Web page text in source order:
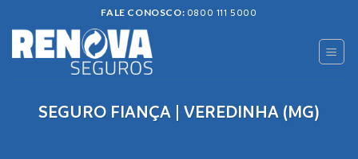
to
content
FALE CONOSCO: 0800 111 5000
SEGURO FIANÇA | VEREDINHA (MG)